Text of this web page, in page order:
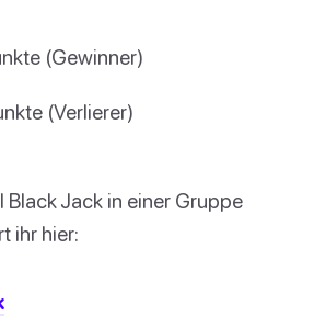
(Gewinner)
(Verlierer)
Black Jack in einer Gruppe
ihr hier: